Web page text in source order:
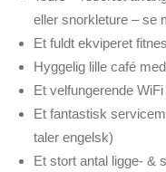
eller snorkleture – se
Et fuldt ekviperet
Hyggelig lille café
Et velfungerende
Et fantastisk
taler engelsk)
Et stort antal ligge-